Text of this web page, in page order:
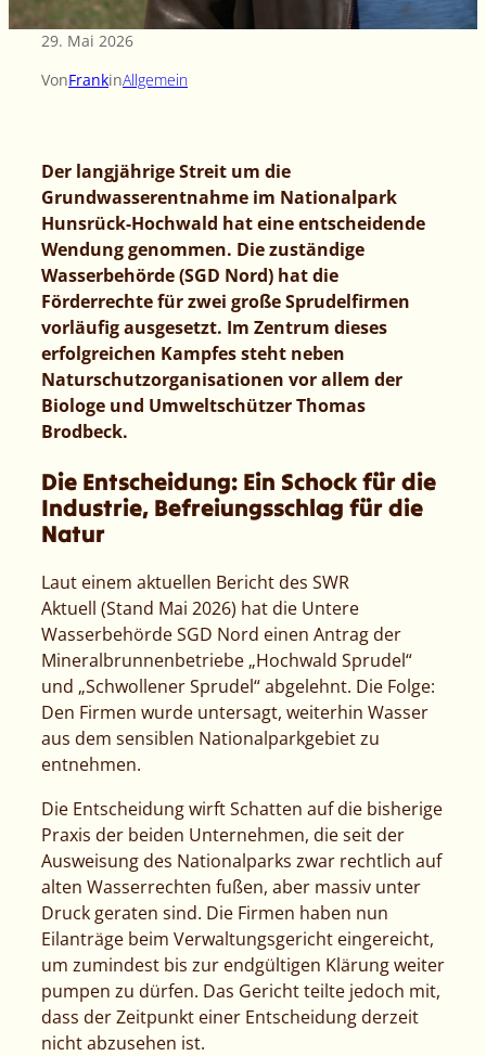
29. Mai 2026
VonFrankinAllgemein
Der langjährige Streit um die
Grundwasserentnahme im Nationalpark
Hunsrück-Hochwald hat eine entscheidende
Wendung genommen. Die zuständige
Wasserbehörde (SGD Nord) hat die
Förderrechte für zwei große Sprudelfirmen
vorläufig ausgesetzt. Im Zentrum dieses
erfolgreichen Kampfes steht neben
Naturschutzorganisationen vor allem der
Biologe und Umweltschützer Thomas
Brodbeck.
Die Entscheidung: Ein Schock für die
Industrie, Befreiungsschlag für die
Natur
Laut einem aktuellen Bericht des SWR
Aktuell (Stand Mai 2026) hat die Untere
Wasserbehörde SGD Nord einen Antrag der
Mineralbrunnenbetriebe „Hochwald Sprudel“
und „Schwollener Sprudel“ abgelehnt. Die Folge:
Den Firmen wurde untersagt, weiterhin Wasser
aus dem sensiblen Nationalparkgebiet zu
entnehmen.
Die Entscheidung wirft Schatten auf die bisherige
Praxis der beiden Unternehmen, die seit der
Ausweisung des Nationalparks zwar rechtlich auf
alten Wasserrechten fußen, aber massiv unter
Druck geraten sind. Die Firmen haben nun
Eilanträge beim Verwaltungsgericht eingereicht,
um zumindest bis zur endgültigen Klärung weiter
pumpen zu dürfen. Das Gericht teilte jedoch mit,
dass der Zeitpunkt einer Entscheidung derzeit
nicht abzusehen ist.